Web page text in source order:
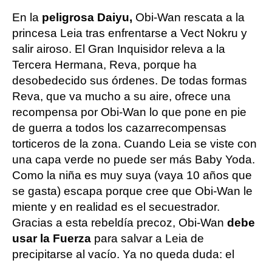
En la peligrosa Daiyu, Obi-Wan rescata a la
princesa Leia tras enfrentarse a Vect Nokru y
salir airoso. El Gran Inquisidor releva a la
Tercera Hermana, Reva, porque ha
desobedecido sus órdenes. De todas formas
Reva, que va mucho a su aire, ofrece una
recompensa por Obi-Wan lo que pone en pie
de guerra a todos los cazarrecompensas
torticeros de la zona. Cuando Leia se viste con
una capa verde no puede ser más Baby Yoda.
Como la niña es muy suya (vaya 10 años que
se gasta) escapa porque cree que Obi-Wan le
miente y en realidad es el secuestrador.
Gracias a esta rebeldía precoz, Obi-Wan debe
usar la Fuerza para salvar a Leia de
precipitarse al vacío. Ya no queda duda: el